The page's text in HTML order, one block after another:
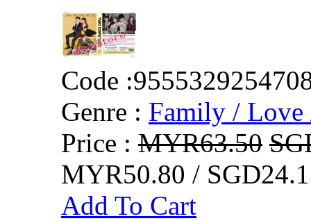
Code :
Genre : Family / Love
Price : MYR63.50
MYR50.80 /
Add To Cart